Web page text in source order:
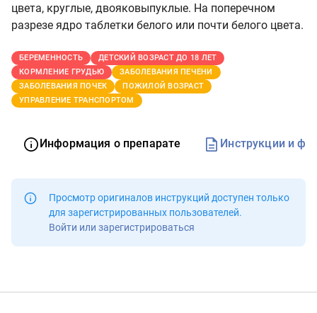
цвета, круглые, двояковыпуклые. На поперечном
разрезе ядро таблетки белого или почти белого цвета.
БЕРЕМЕННОСТЬ
ДЕТСКИЙ ВОЗРАСТ ДО 18 ЛЕТ
КОРМЛЕНИЕ ГРУДЬЮ
ЗАБОЛЕВАНИЯ ПЕЧЕНИ
ЗАБОЛЕВАНИЯ ПОЧЕК
ПОЖИЛОЙ ВОЗРАСТ
УПРАВЛЕНИЕ ТРАНСПОРТОМ
Информация о препарате Инструкции и
Просмотр оригиналов инструкций доступен только
для зарегистрированных пользователей.
Войти или зарегистрироваться